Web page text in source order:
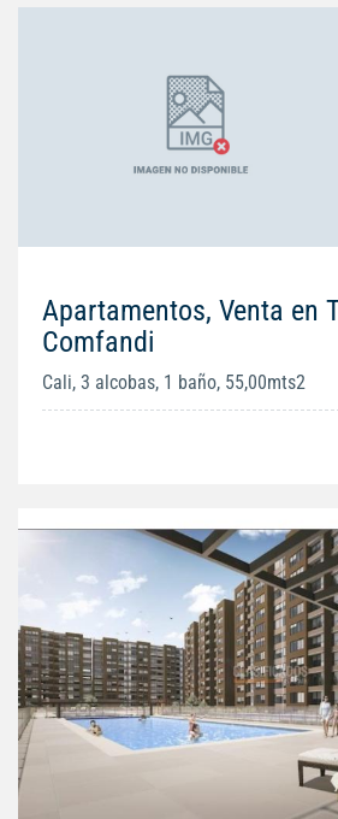
Apartamentos, Venta en
Comfandi
Cali, 3 alcobas, 1 baño, 55,00mts2